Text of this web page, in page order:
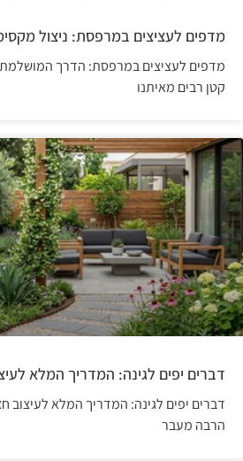
מדפים לעציצים במרפסת: ניצול
מדפים לעציצים במרפסת: הדרך המושלמת
קטן רבים מאיתנו
דברים יפים לגינה: המדריך המלא
דברים יפים לגינה: המדריך המלא לעיצוב
הרבה מעבר